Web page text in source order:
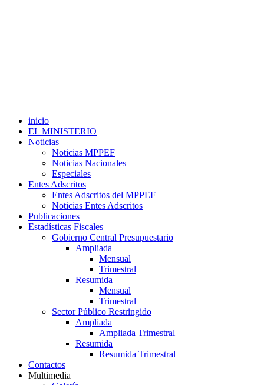
inicio
EL MINISTERIO
Noticias
Noticias MPPEF
Noticias Nacionales
Especiales
Entes Adscritos
Entes Adscritos del MPPEF
Noticias Entes Adscritos
Publicaciones
Estadísticas Fiscales
Gobierno Central Presupuestario
Ampliada
Mensual
Trimestral
Resumida
Mensual
Trimestral
Sector Público Restringido
Ampliada
Ampliada Trimestral
Resumida
Resumida Trimestral
Contactos
Multimedia